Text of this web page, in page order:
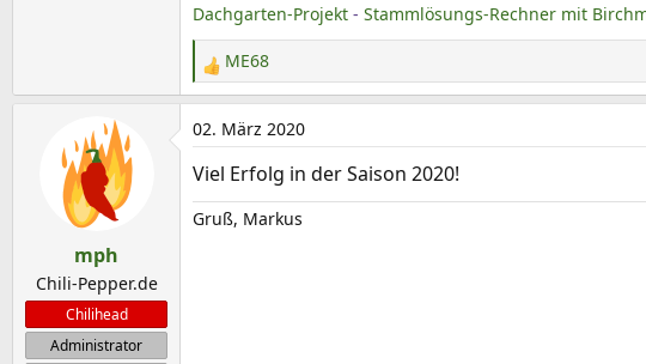
Dachgarten-Projekt - Stammlösungs-Rechner mit
R
e
a
k
t
i
o
ME68
mph
Chili-Pepper.de
Chilihead
Administrator
02. März 2020
Viel Erfolg in der Saison 2020!
Gruß, Markus